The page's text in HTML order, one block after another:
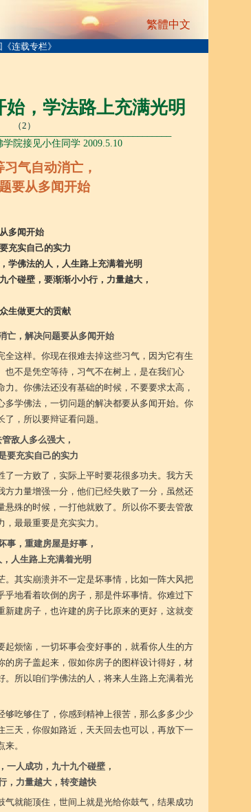
连载专栏》
，学法路上充满光明
（2）
院接见小住同学 2009.5.10
习气自动消亡，
要从多闻开始
多闻开始
充实自己的实力
学佛法的人，人生路上充满着光明
个碰壁，要渐渐小小行，力量越大，
生做更大的贡献
亡，解决问题要从多闻开始
全这样。你现在很难去掉这些习气，因为它有生
也不是凭空等待，习气不在树上，是在我们心
。你佛法还没有基础的时候，不要要求太高，
多学佛法，一切问题的解决都要从多闻开始。你
，所以要辩证看问题。
敌人多么强大，
要充实自己的实力
了一方败了，实际上平时要花很多功夫。我方天
方力量增强一分，他们已经失败了一分，虽然还
悬殊的时候，一打他就败了。所以你不要去管敌
最最重要是充实实力。
事，重建房屋是好事，
人生路上充满着光明
。其实崩溃并不一定是坏事情，比如一阵大风把
乎地看着吹倒的房子，那是件坏事情。你难过下
新建房子，也许建的房子比原来的更好，这就变
起烦恼，一切坏事会变好事的，就看你人生的方
的房子盖起来，假如你房子的图样设计得好，材
。所以咱们学佛法的人，将来人生路上充满着光
够吃够住了，你感到精神上很苦，那么多多少少
三天，你假如路近，天天回去也可以，再放下一
。
一人成功，九十九个碰壁，
，力量越大，转变越快
气就能顶住，世间上就是光给你鼓气，结果成功
繁體中文